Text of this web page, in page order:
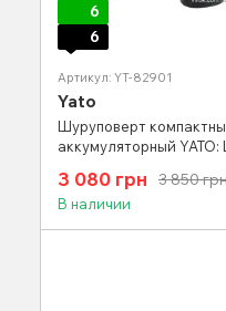
6
6
Артикул: YT-82901
Yato
Шуруповерт
аккумуляторный YATO:
мм YT-82901
3 850
3 080 грн
В наличии